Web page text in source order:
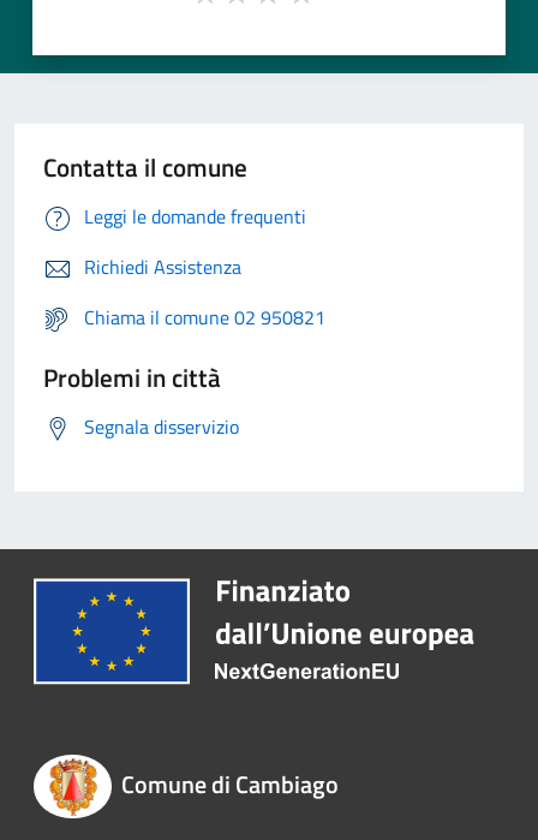
Contatta il comune
Leggi le domande frequenti
Richiedi Assistenza
Chiama il comune 02 950821
Problemi in città
Segnala disservizio
Comune di Cambiago